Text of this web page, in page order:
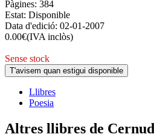
Pàgines: 384
Estat: Disponible
Data d'edició: 02-01-2007
0.00€(IVA inclòs)
Sense stock
T'avisem quan estigui disponible
Llibres
Poesia
Altres llibres de